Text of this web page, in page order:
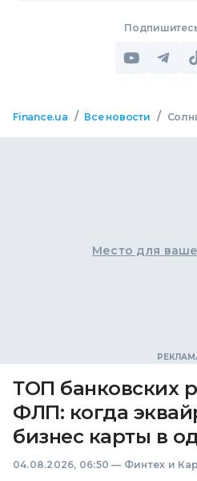
Finance.ua / Все новости /
Место для
ТОП банковских
ФЛП: когда
бизнес карты в
04.08.2026, 06:50 — Финтех и